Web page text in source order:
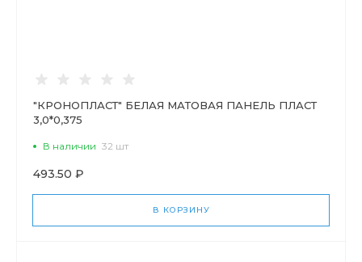
"КРОНОПЛАСТ" БЕЛАЯ МАТОВАЯ ПАНЕЛЬ ПЛАСТ
3,0*0,375
В наличии 32 шт
493.50 ₽
В КОРЗИНУ